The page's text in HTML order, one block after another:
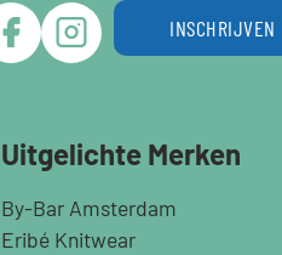
INSCHRIJVEN
Uitgelichte Merken
By-Bar Amsterdam
Eribé Knitwear